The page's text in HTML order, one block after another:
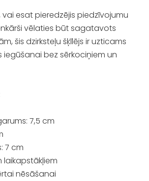
esat pieredzējis piedzīvojumu
vēlaties būt sagatavots
šis dzirksteļu šķīlējs ir uzticams
iegūšanai bez sērkociņiem un
7,5 cm
7 cm
laikapstākļiem
nēsāšanai